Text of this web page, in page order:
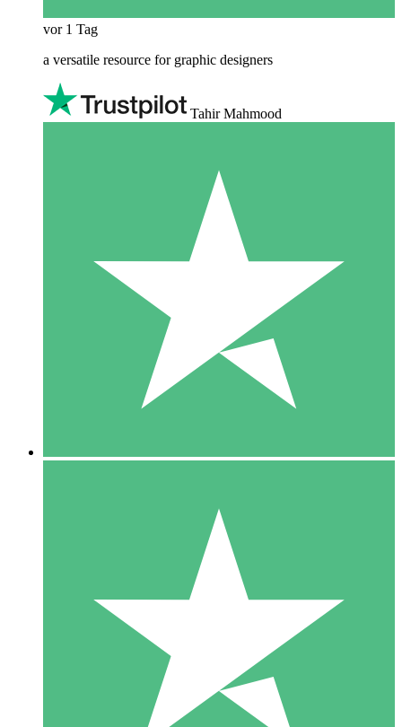
vor 1 Tag
a versatile resource for graphic designers
Tahir Mahmood